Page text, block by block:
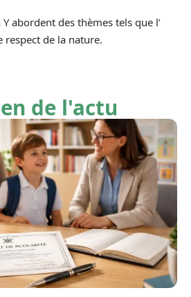
abordent des thèmes tels que l’
respect de la nature.
de l'actu